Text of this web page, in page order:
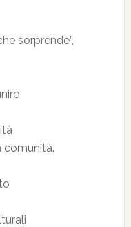
sorprende”,
comunità.